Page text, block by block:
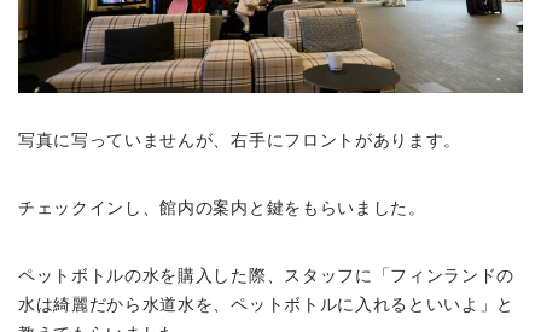
写真に写っていませんが、右手にフロントがあります。
チェックインし、館内の案内と鍵をもらいました。
ペットボトルの水を購入した際、スタッフに「フィンランドの
水は綺麗だから水道水を、ペットボトルに入れるといいよ」と